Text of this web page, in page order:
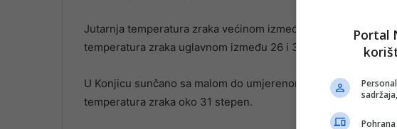
Jutarnja temperatura zraka većinom između 10 i 16, na jugu
temperatura zraka uglavnom između 26 i 31, na jugu zemlje
U Konjicu sunčano sa malom do umjerenom oblačnosti.
temperatura zraka oko 31 stepen.
Portal